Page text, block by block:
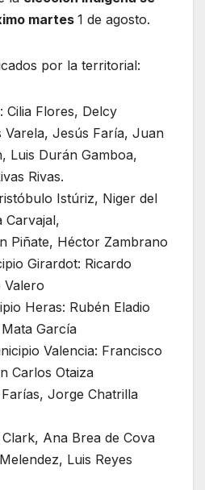
martes 1 de agosto.
por la territorial:
Cilia Flores, Delcy
Varela, Jesús Faría, Juan
Luis Durán Gamboa,
Rivas.
Istúriz, Niger del
Carvajal,
Piñate, Héctor Zambrano
Girardot: Ricardo
Valero
Heras: Rubén Eladio
García
Valencia: Francisco
Carlos Otaiza
Jorge Chatrilla
Ana Brea de Cova
Luis Reyes